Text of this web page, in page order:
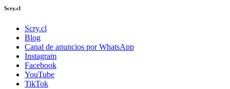
Scry.cl
Scry.cl
Blog
Canal de anuncios por WhatsApp
Instagram
Facebook
YouTube
TikTok